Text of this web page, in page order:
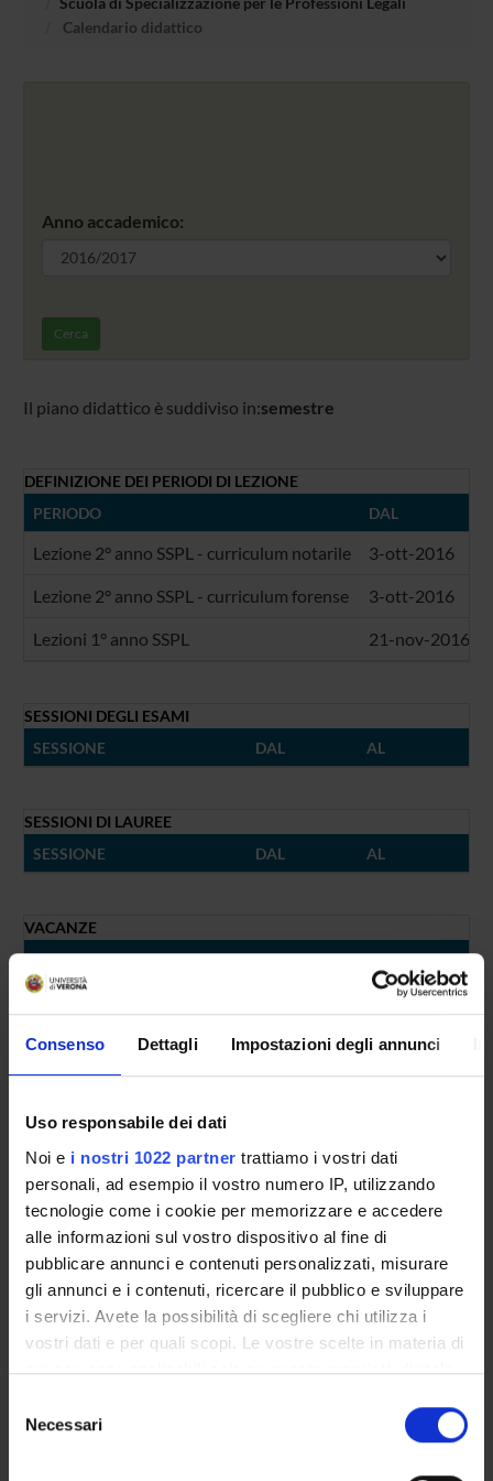
Consenso Dettagli Impostazioni degli annunci
Uso responsabile dei dati
Noi e i nostri 1022 partner trattiamo i vostri dati
personali, ad esempio il vostro numero IP, utilizzando
tecnologie come i cookie per memorizzare e accedere
alle informazioni sul vostro dispositivo al fine di
pubblicare annunci e contenuti personalizzati, misurare
gli annunci e i contenuti, ricercare il pubblico e sviluppare
i servizi. Avete la possibilità di scegliere chi utilizza i
vostri dati e per quali scopi. Le vostre scelte in materia di
privacy sono applicabili solo su questa proprietà digitale
modificare o revocare il proprio consenso in qualsiasi
momento dalla Dichiarazione sui cookie o facendo clic
delNecessari
Calendario didattico
Anno accademico:
Cerca
Il piano didattico è suddiviso in:semestre
DEFINIZIONE DEI PERIODI DI LEZIONE
PERIODO
DAL
Lezione 2° anno SSPL - curriculum notarile 3-ott-2016
Lezione 2° anno SSPL - curriculum forense 3-ott-2016
Lezioni 1° anno SSPL 21-nov-2016
SESSIONI DEGLI ESAMI
SESSIONE
DAL AL
SESSIONI DI LAUREE
SESSIONE
DAL AL
VACANZE
DAL
AL
Festa del S. Patrono San Vigilio (TN) 26-giu-2016 26-
Vacanze di Natale 24-dic-2016
Anniversario della Liberazione
Festa dei Lavoratori 1-mag-2017
Festa del S. Patrono S. Zeno (VR) 21-mag-2017 21-
Festa della Repubblica 2-giu-2017 2-giu-
Come iscriversi e Requisiti di ammissione